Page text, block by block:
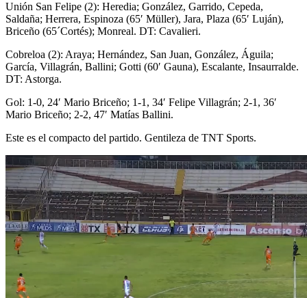
Unión San Felipe (2): Heredia; González, Garrido, Cepeda,
Saldaña; Herrera, Espinoza (65′ Müller), Jara, Plaza (65′ Luján),
Briceño (65´Cortés); Monreal. DT: Cavalieri.
Cobreloa (2): Araya; Hernández, San Juan, González, Águila;
García, Villagrán, Ballini; Gotti (60′ Gauna), Escalante, Insaurralde.
DT: Astorga.
Gol: 1-0, 24′ Mario Briceño; 1-1, 34′ Felipe Villagrán; 2-1, 36′
Mario Briceño; 2-2, 47′ Matías Ballini.
Este es el compacto del partido. Gentileza de TNT Sports.